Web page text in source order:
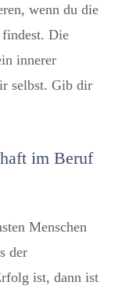
wenn du die
Die
innerer
selbst. Gib dir
im Beruf
Menschen
der
ist, dann ist